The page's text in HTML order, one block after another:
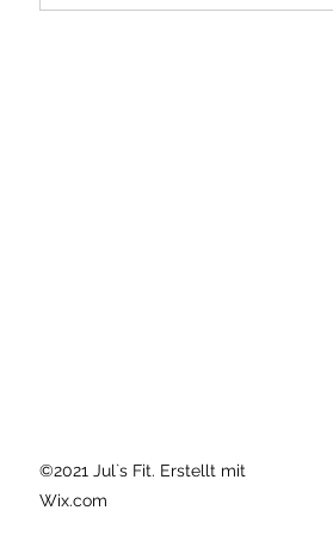
©2021 Jul`s Fit. Erstellt mit
Wix.com